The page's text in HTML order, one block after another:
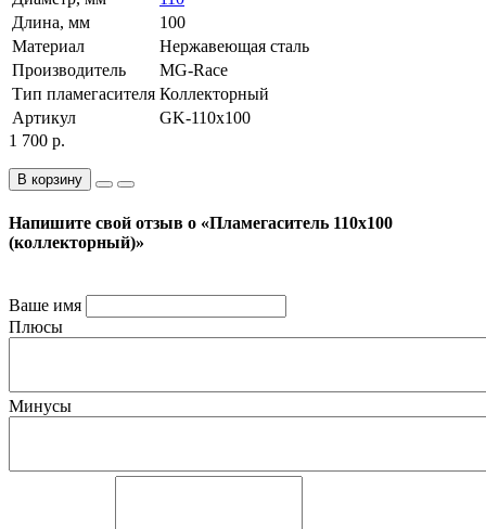
Длина, мм
100
Материал
Нержавеющая сталь
Производитель
MG-Race
Тип пламегасителя Коллекторный
Артикул
GK-110x100
1 700 р.
В корзину
Напишите свой отзыв о «Пламегаситель 110x100
(коллекторный)»
Ваше имя
Плюсы
Минусы